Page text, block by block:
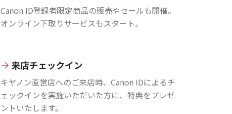
Canon ID登録者限定商品の販売やセールも開催。
オンライン下取りサービスもスタート。
来店チェックイン
キヤノン直営店へのご来店時、Canon IDによるチ
ェックインを実施いただいた方に、特典をプレゼ
ントいたします。